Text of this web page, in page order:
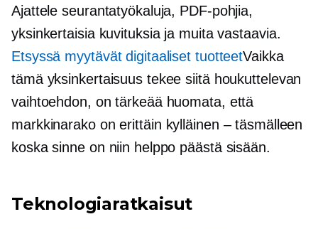
Ajattele seurantatyökaluja, PDF-pohjia,
yksinkertaisia kuvituksia ja muita vastaavia.
Etsyssä myytävät digitaaliset tuotteetVaikka
tämä yksinkertaisuus tekee siitä houkuttelevan
vaihtoehdon, on tärkeää huomata, että
markkinarako on erittäin kylläinen – täsmälleen
koska sinne on niin helppo päästä sisään.
Teknologiaratkaisut